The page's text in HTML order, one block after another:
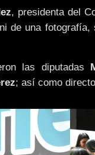
, presidenta del
de una
las diputadas
; así como